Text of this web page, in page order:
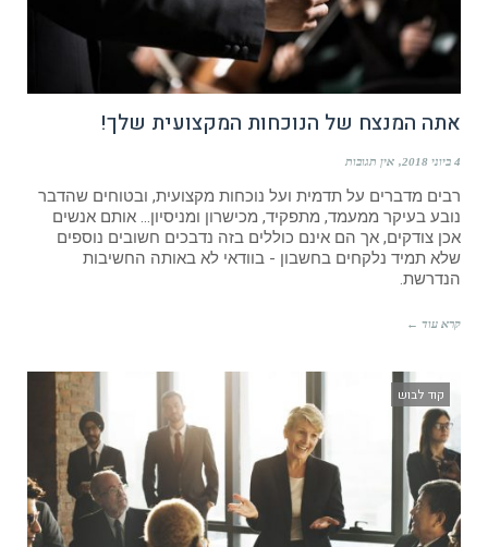
אתה המנצח של הנוכחות המקצועית שלך!
4 ביוני 2018 אין תגובות
רבים מדברים על תדמית ועל נוכחות מקצועית, ובטוחים שהדבר
נובע בעיקר ממעמד, מתפקיד, מכישרון ומניסיון... אותם אנשים
אכן צודקים, אך הם אינם כוללים בזה נדבכים חשובים נוספים
שלא תמיד נלקחים בחשבון - בוודאי לא באותה החשיבות
הנדרשת.
קרא עוד ←
קוד לבוש